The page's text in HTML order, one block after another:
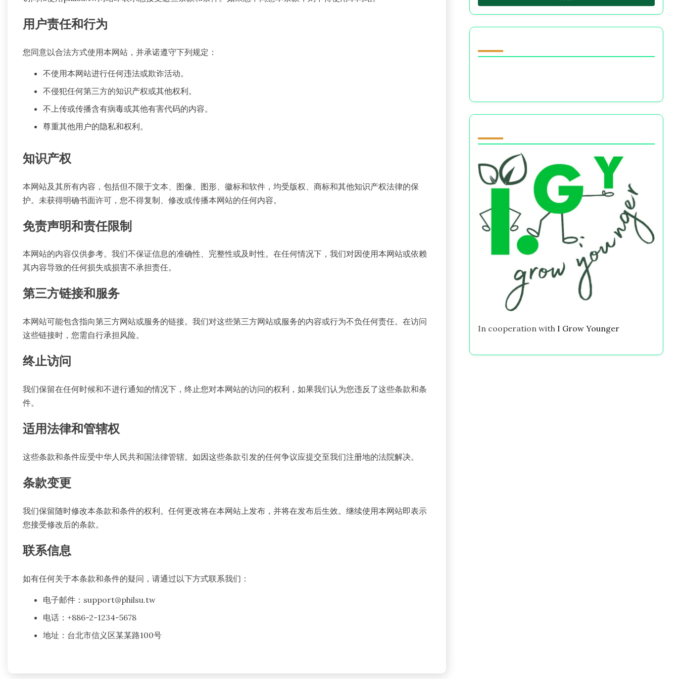
用户责任和行为
您同意以合法方式使用本网站，并承诺遵守下列规定：
不使用本网站进行任何违法或欺诈活动。
不侵犯任何第三方的知识产权或其他权利。
不上传或传播含有病毒或其他有害代码的内容。
尊重其他用户的隐私和权利。
知识产权
本网站及其所有内容，包括但不限于文本、图像、图形、徽标和软件，均受版权、商标和其他知识产权法律的保
护。未获得明确书面许可，您不得复制、修改或传播本网站的任何内容。
免责声明和责任限制
本网站的内容仅供参考。我们不保证信息的准确性、完整性或及时性。在任何情况下，我们对因使用本网站或依赖
其内容导致的任何损失或损害不承担责任。
第三方链接和服务
本网站可能包含指向第三方网站或服务的链接。我们对这些第三方网站或服务的内容或行为不负任何责任。在访问
这些链接时，您需自行承担风险。
终止访问
我们保留在任何时候和不进行通知的情况下，终止您对本网站的访问的权利，如果我们认为您违反了这些条款和条
件。
适用法律和管辖权
这些条款和条件应受中华人民共和国法律管辖。如因这些条款引发的任何争议应提交至我们注册地的法院解决。
条款变更
我们保留随时修改本条款和条件的权利。任何更改将在本网站上发布，并将在发布后生效。继续使用本网站即表示
您接受修改后的条款。
联系信息
如有任何关于本条款和条件的疑问，请通过以下方式联系我们：
电子邮件： support@philsu.tw
电话：+886-2-1234-5678
地址：台北市信义区某某路100号
In cooperation with I Grow Younger